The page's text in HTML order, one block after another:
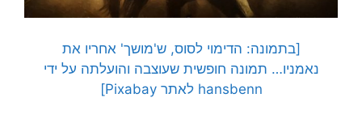
[בתמונה: הדימוי לסוס, ש'מושך' אחריו את
נאמניו… תמונה חופשית שעוצבה והועלתה על ידי
hansbenn לאתר Pixabay]